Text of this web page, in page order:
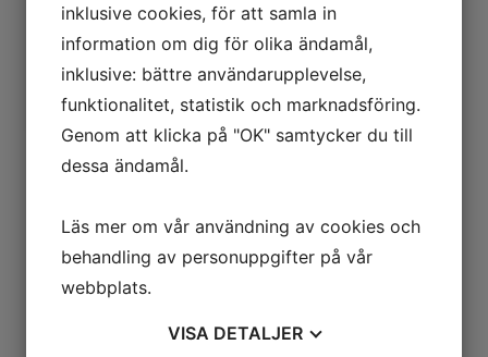
Nina Nordlund
Ordermottagning, beredning,
leveransplanering
0660-27 27 58
070-494 68 97
nina.nordlund@oesab.se
Hitta till oss
inklusive cookies, för att samla in
information om dig för olika ändamål,
inklusive: bättre användarupplevelse,
funktionalitet, statistik och marknadsföring.
Genom att klicka på "OK" samtycker du till
dessa ändamål.
Läs mer om vår användning av cookies och
behandling av personuppgifter på vår
webbplats.
VISA DETALJER